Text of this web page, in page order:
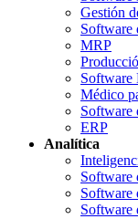
Gestión
Software
MRP
Software
Médico
Software
ERP
Analítica
Software
Software
Software